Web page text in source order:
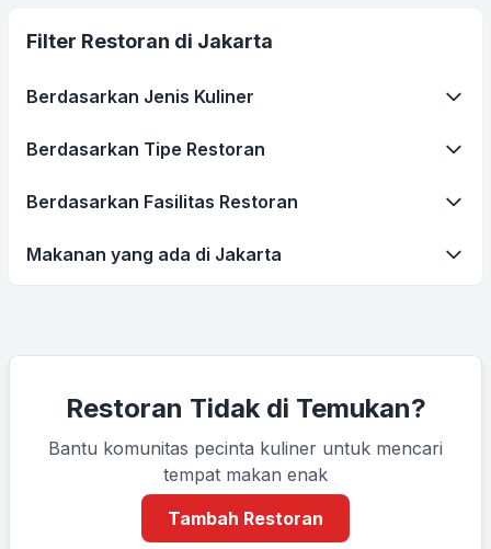
Filter Restoran di Jakarta
Berdasarkan Jenis Kuliner
Berdasarkan Tipe Restoran
Berdasarkan Fasilitas Restoran
Makanan yang ada di Jakarta
Restoran Tidak di Temukan?
Bantu komunitas pecinta kuliner untuk mencari
tempat makan enak
Tambah Restoran